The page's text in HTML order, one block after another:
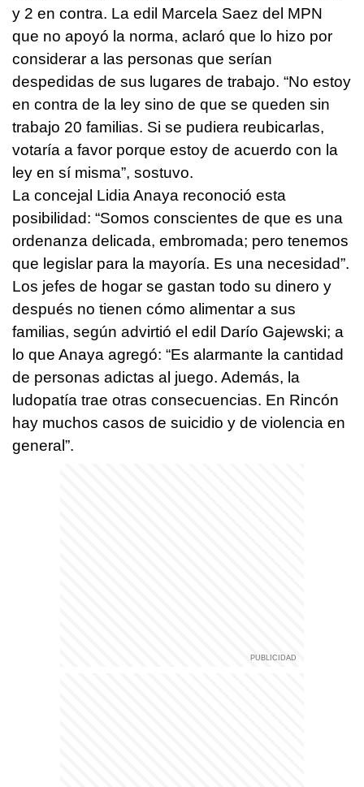
y 2 en contra. La edil Marcela Saez del MPN
que no apoyó la norma, aclaró que lo hizo por
considerar a las personas que serían
despedidas de sus lugares de trabajo. “No estoy
en contra de la ley sino de que se queden sin
trabajo 20 familias. Si se pudiera reubicarlas,
votaría a favor porque estoy de acuerdo con la
ley en sí misma”, sostuvo.
La concejal Lidia Anaya reconoció esta
posibilidad: “Somos conscientes de que es una
ordenanza delicada, embromada; pero tenemos
que legislar para la mayoría. Es una necesidad”.
Los jefes de hogar se gastan todo su dinero y
después no tienen cómo alimentar a sus
familias, según advirtió el edil Darío Gajewski; a
lo que Anaya agregó: “Es alarmante la cantidad
de personas adictas al juego. Además, la
ludopatía trae otras consecuencias. En Rincón
hay muchos casos de suicidio y de violencia en
general”.